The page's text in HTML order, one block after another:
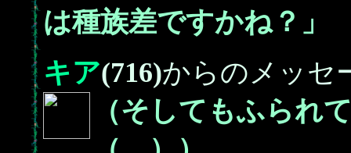
は種族差ですかね？」
キア(716)からのメッセ
（そしてもふられ